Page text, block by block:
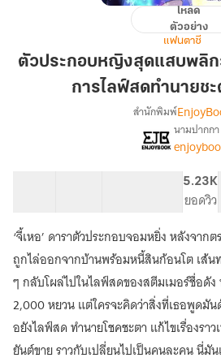
ตัวประกอบ
สุด
แสบ
พลิก
วงการ
การ
สด
ทำนาย
ชะตา
เล่ม
21
โหลด
ตัวอย่าง
แฟนตาซี
ตัวประกอบหญิงสุดแสบพลิก
การไลฟ์สดทำนายชะ
เรื่อง [จ
ตัวประก
หญิง
สุด
แสบ
พลิก
วงการ
บันเทิง
ด้วย
การ
ไลฟ์
สด
ทำนาย
ชะตา
สำนักพิมพ์
นามปากกา
5.23K
ยอดวิว
‘จี้เหอ’ ดาราตัวประกอบจอมหยิ่ง หลังจาก
ถูกไล่ออกจากบ้านพร้อมหนี้สินก้อนโต เส้น
ๆ กลับโผล่ไปในไลฟ์สดของสตีมเมอร์ชื่อดัง
2,000 หยวน แต่ใครจะคิดว่าสิ่งที่เธอพูดมัน
อยังไลฟ์สด ทำนายโชคชะตา แก้ไขเรื่องรา
ยันต์ขาย ราวกับเปลี่ยนไปเป็นคนละคน นี่